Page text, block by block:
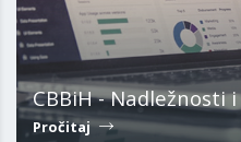
CBBiH - Nadležnosti
Pročitaj